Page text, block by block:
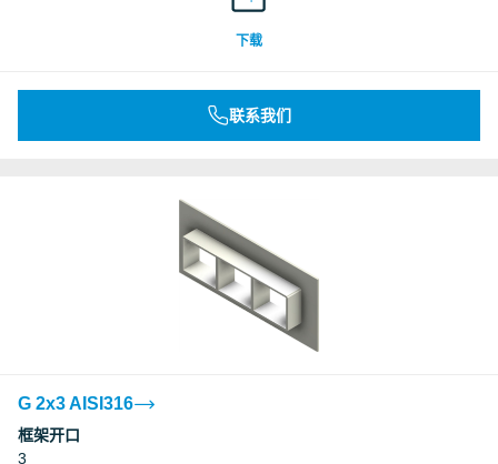
Underwriters Laboratories Inc.
Underwriters Laboratories Inc.
Underwriters Laboratories Inc.
Deutsches Institut für Bautechnik, DIBt
下载
联系我们
G 2x3 AISI316
框架开口
3